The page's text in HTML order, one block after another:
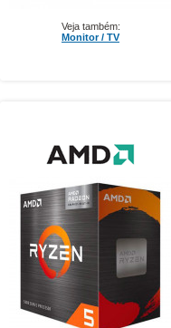
Veja também:
Monitor / TV